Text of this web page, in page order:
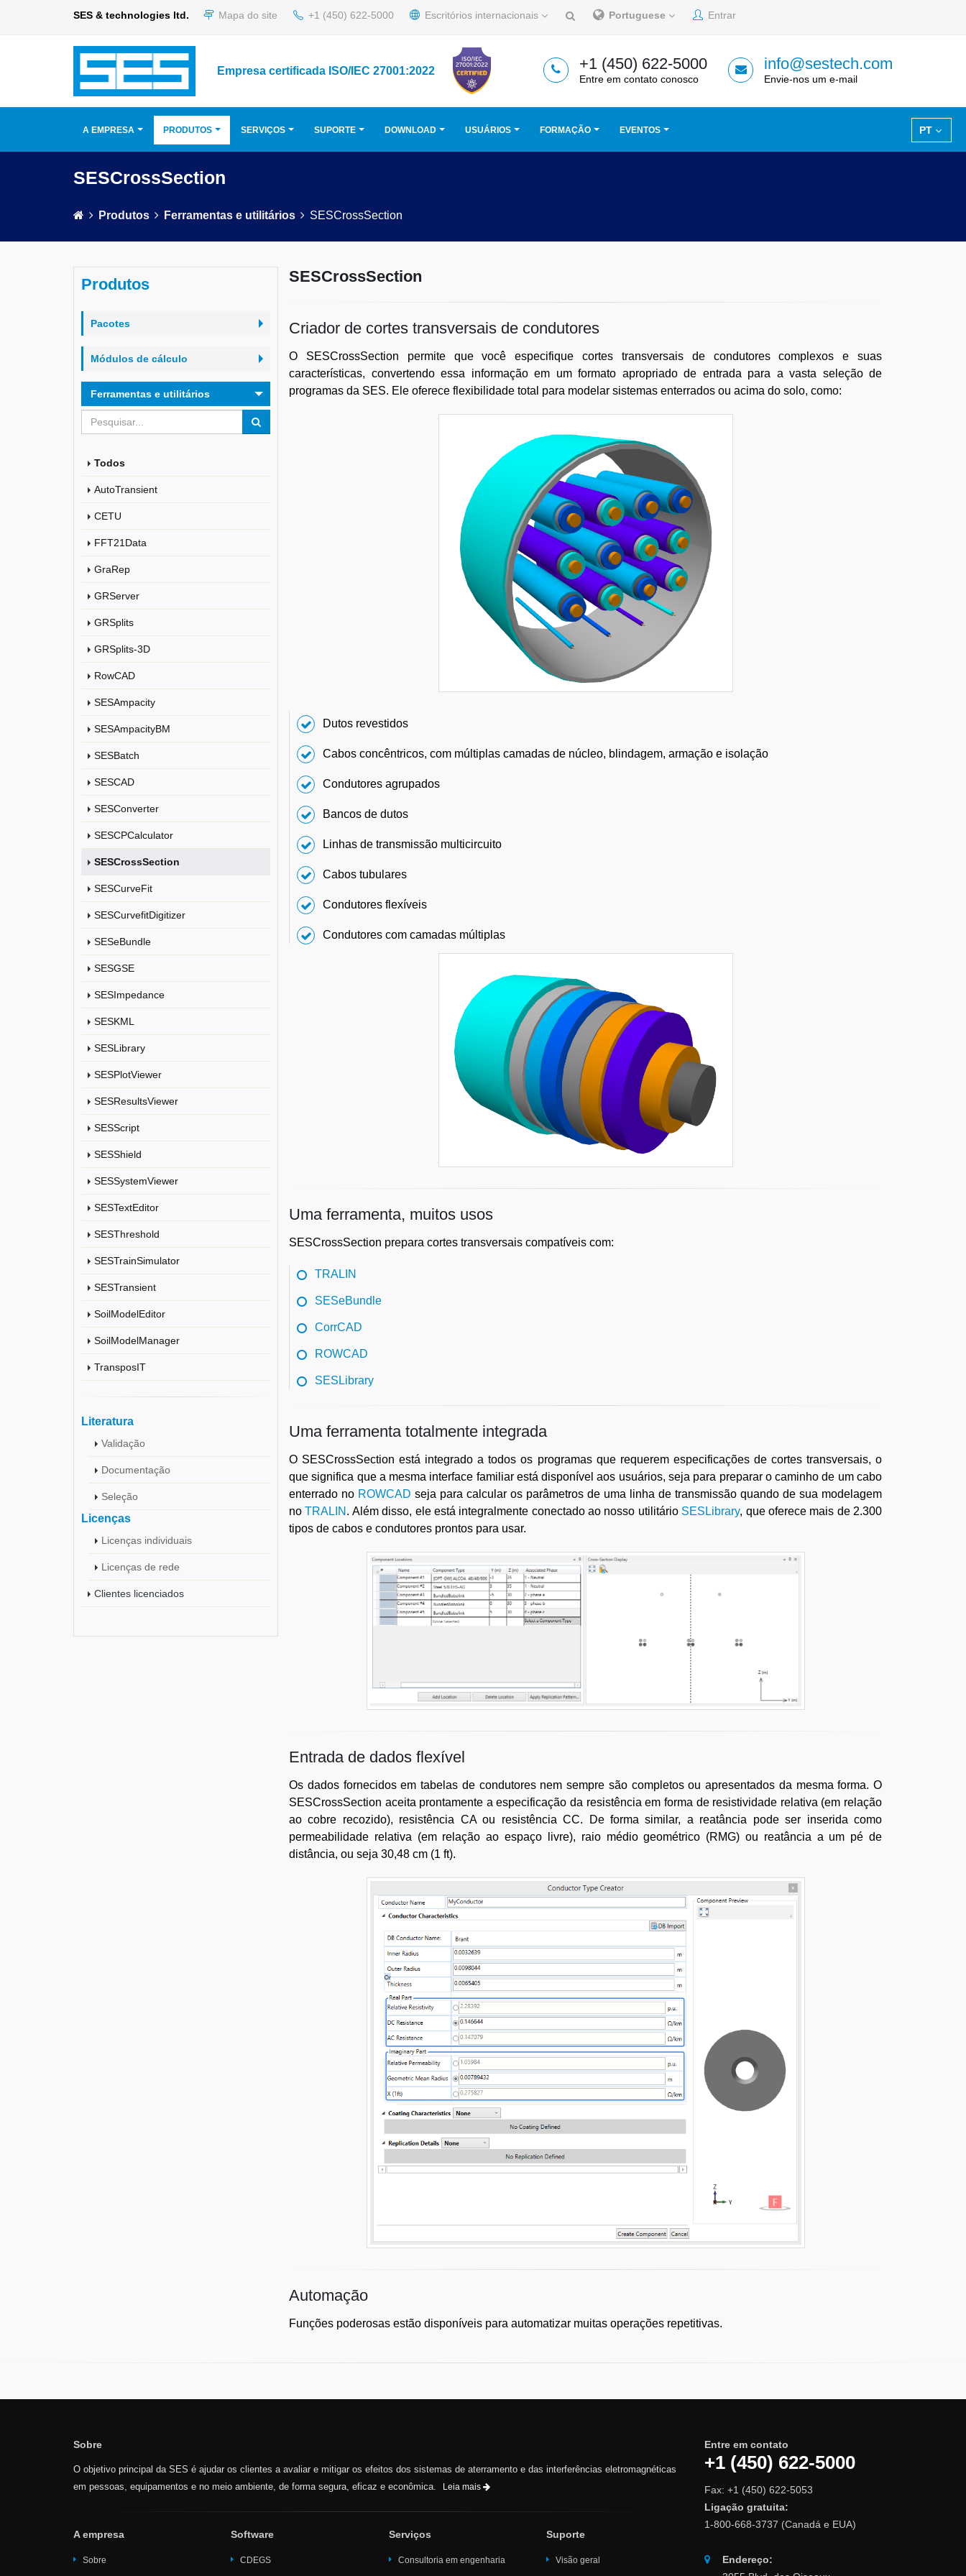
SES & technologies ltd. Mapa do site +1 (450) 622-5000 Escritórios internacionais Portuguese Entrar
Empresa certificada ISO/IEC 27001:2022 +1 (450) 622-5000
Entre em contato conosco
info@sestech.com
Envie-nos um e-mail
PT
A EMPRESA PRODUTOS SERVIÇOS SUPORTE DOWNLOAD USUÁRIOS FORMAÇÃO EVENTOS
SESCrossSection
Produtos Ferramentas e utilitários SESCrossSection
Produtos
Pacotes
Módulos de cálculo
Ferramentas e utilitários
Todos
AutoTransient
CETU
FFT21Data
GraRep
GRServer
GRSplits
GRSplits-3D
RowCAD
SESAmpacity
SESAmpacityBM
SESBatch
SESCAD
SESConverter
SESCPCalculator
SESCrossSection
SESCurveFit
SESCurvefitDigitizer
SESeBundle
SESGSE
SESImpedance
SESKML
SESLibrary
SESPlotViewer
SESResultsViewer
SESScript
SESShield
SESSystemViewer
SESTextEditor
SESThreshold
SESTrainSimulator
SESTransient
SoilModelEditor
SoilModelManager
TransposIT
Literatura
Validação
Documentação
Seleção
Licenças
Licenças individuais
Licenças de rede
Clientes licenciados
SESCrossSection
Criador de cortes transversais de condutores
O SESCrossSection permite que você especifique cortes transversais de condutores complexos e suas
características, convertendo essa informação em um formato apropriado de entrada para a vasta seleção de
programas da SES. Ele oferece flexibilidade total para modelar sistemas enterrados ou acima do solo, como:
Dutos revestidos
Cabos concêntricos, com múltiplas camadas de núcleo, blindagem, armação e isolação
Condutores agrupados
Bancos de dutos
Linhas de transmissão multicircuito
Cabos tubulares
Condutores flexíveis
Condutores com camadas múltiplas
Uma ferramenta, muitos usos
SESCrossSection prepara cortes transversais compatíveis com:
TRALIN
SESeBundle
CorrCAD
ROWCAD
SESLibrary
Uma ferramenta totalmente integrada
O SESCrossSection está integrado a todos os programas que requerem especificações de cortes transversais, o
que significa que a mesma interface familiar está disponível aos usuários, seja para preparar o caminho de um cabo
enterrado no ROWCAD seja para calcular os parâmetros de uma linha de transmissão quando de sua modelagem
noTRALIN . Além disso, ele está integralmente conectado ao nosso utilitário SESLibrary, que oferece mais de 2.300
tipos de cabos e condutores prontos para usar.
Entrada de dados flexível
Os dados fornecidos em tabelas de condutores nem sempre são completos ou apresentados da mesma forma. O
SESCrossSection aceita prontamente a especificação da resistência em forma de resistividade relativa (em relação
ao cobre recozido), resistência CA ou resistência CC. De forma similar, a reatância pode ser inserida como
permeabilidade relativa (em relação ao espaço livre), raio médio geométrico (RMG) ou reatância a um pé de
distância, ou seja 30,48 cm (1 ft).
Automação
Funções poderosas estão disponíveis para automatizar muitas operações repetitivas.
Sobre
O objetivo principal da SES é ajudar os clientes a avaliar e mitigar os efeitos dos sistemas de aterramento e das interferências eletromagnéticas
em pessoas, equipamentos e no meio ambiente, de forma segura, eficaz e econômica.
Leia mais
A empresa
Sobre
Software
CDEGS
Serviços
Consultoria em engenharia
Suporte
Visão geral
Entre em contato
+1 (450) 622-5000
Fax: +1 (450) 622-5053
Ligação gratuita:
1-800-668-3737 (Canadá e EUA)
Endereço: